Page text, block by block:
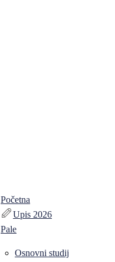
Početna
Upis 2026
Pale
Osnovni studij